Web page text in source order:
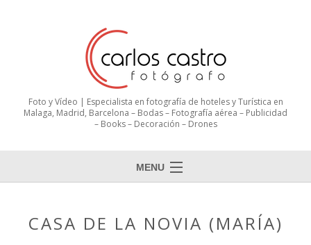
Foto y Vídeo | Especialista en fotografía de hoteles y Turística en
Malaga, Madrid, Barcelona – Bodas – Fotografía aérea – Publicidad
– Books – Decoración – Drones
MENU
CASA DE LA NOVIA (MARÍA)